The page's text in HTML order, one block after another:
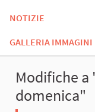
NOTIZIE
GALLERIA IMMAGINI
Modifiche a
domenica"